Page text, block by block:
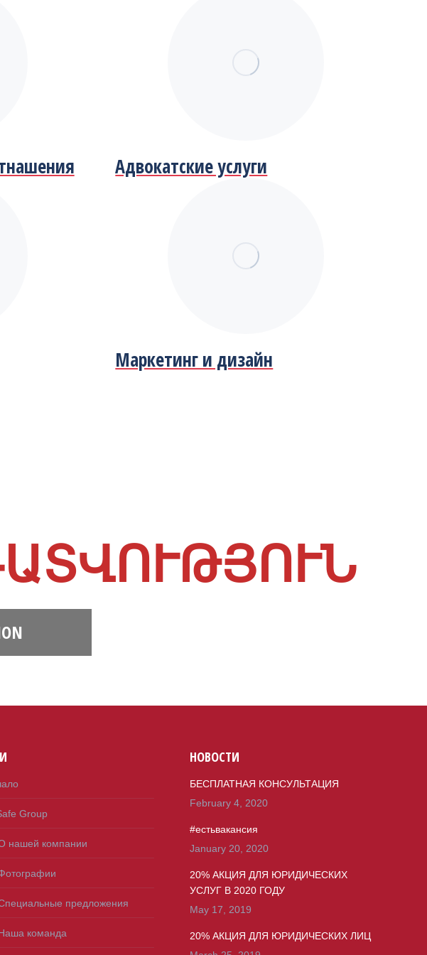
Адвокатские услуги
Маркетинг и дизайн
Group
нашей компании
предложения
команда
НОВОСТИ
БЕСПЛАТНАЯ КОНСУЛЬТАЦИЯ
February 4, 2020
#естьвакансия
January 20, 2020
20% АКЦИЯ ДЛЯ ЮРИДИЧЕСКИХ
УСЛУГ В 2020 ГОДУ
May 17, 2019
20% АКЦИЯ ДЛЯ ЮРИДИЧЕСКИХ ЛИЦ